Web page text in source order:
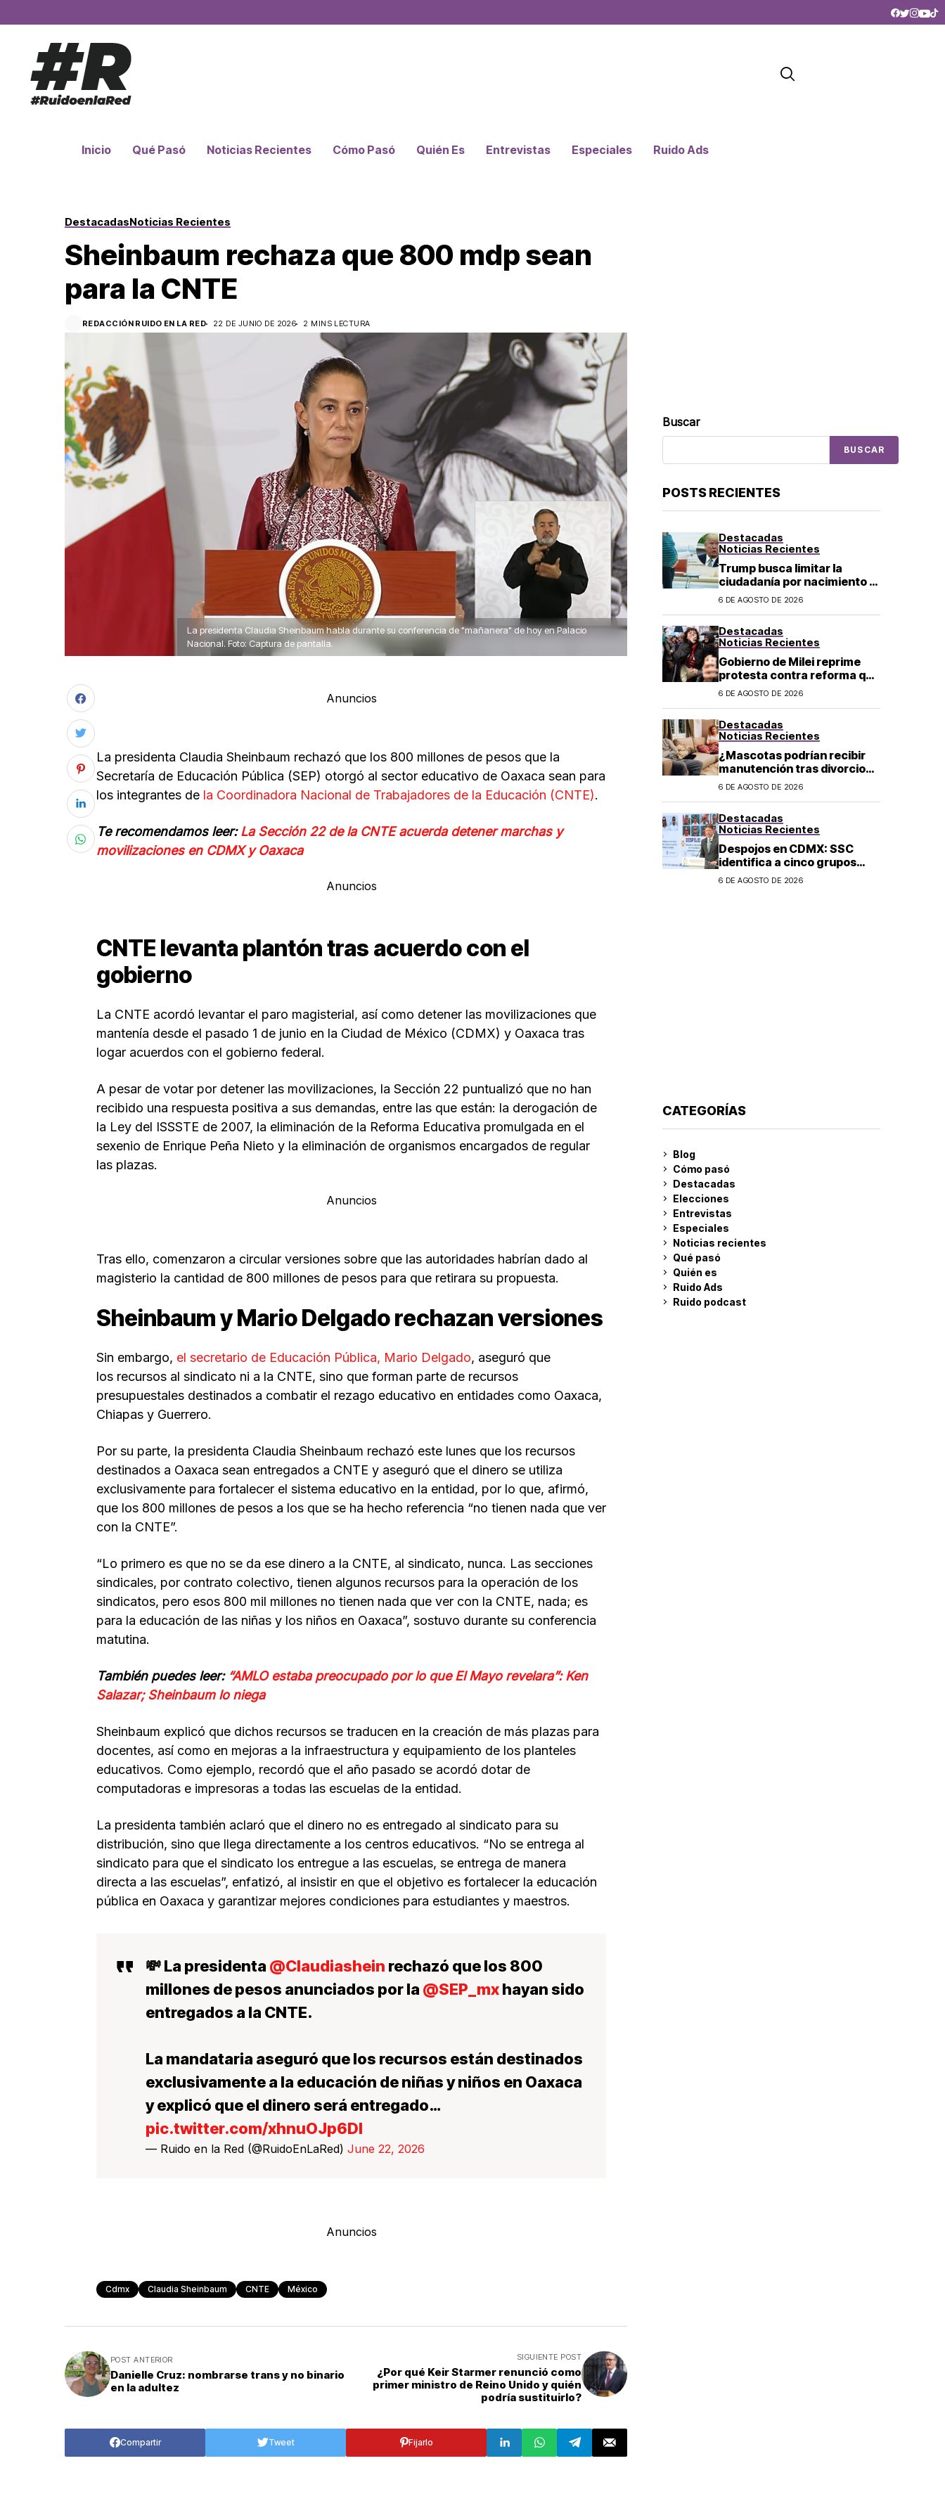
Inicio Qué Pasó Noticias Recientes Cómo Pasó Quién Es Entrevistas Especiales Ruido Ads
DestacadasNoticias Recientes
Sheinbaum rechaza que 800 mdp sean
para la CNTE
REDACCIÓN RUIDO EN LA RED 22 DE JUNIO DE 2026 2 MINS LECTURA
La presidenta Claudia Sheinbaum habla durante su conferencia de "mañanera" de hoy en Palacio
Nacional. Foto: Captura de pantalla.
Anuncios
La presidenta Claudia Sheinbaum rechazó que los 800 millones de pesos que la
Secretaría de Educación Pública (SEP) otorgó al sector educativo de Oaxaca sean para
los integrantes de la Coordinadora Nacional de Trabajadores de la Educación (CNTE).
Te recomendamos leer:La Sección 22 de la CNTE acuerda detener marchas y
movilizaciones en CDMX y Oaxaca
Anuncios
CNTE levanta plantón tras acuerdo con el
gobierno
La CNTE acordó levantar el paro magisterial, así como detener las movilizaciones que
mantenía desde el pasado 1 de junio en la Ciudad de México (CDMX) y Oaxaca tras
logar acuerdos con el gobierno federal.
A pesar de votar por detener las movilizaciones, la Sección 22 puntualizó que no han
recibido una respuesta positiva a sus demandas, entre las que están: la derogación de
la Ley del ISSSTE de 2007, la eliminación de la Reforma Educativa promulgada en el
sexenio de Enrique Peña Nieto y la eliminación de organismos encargados de regular
las plazas.
Anuncios
Tras ello, comenzaron a circular versiones sobre que las autoridades habrían dado al
magisterio la cantidad de 800 millones de pesos para que retirara su propuesta.
Sheinbaum y Mario Delgado rechazan versiones
Sin embargo, el secretario de Educación Pública, Mario Delgado, aseguró que
los recursos al sindicato ni a la CNTE, sino que forman parte de recursos
presupuestales destinados a combatir el rezago educativo en entidades como Oaxaca,
Chiapas y Guerrero.
Por su parte, la presidenta Claudia Sheinbaum rechazó este lunes que los recursos
destinados a Oaxaca sean entregados a CNTE y aseguró que el dinero se utiliza
exclusivamente para fortalecer el sistema educativo en la entidad, por lo que, afirmó,
que los 800 millones de pesos a los que se ha hecho referencia “no tienen nada que ver
con la CNTE”.
“Lo primero es que no se da ese dinero a la CNTE, al sindicato, nunca. Las secciones
sindicales, por contrato colectivo, tienen algunos recursos para la operación de los
sindicatos, pero esos 800 mil millones no tienen nada que ver con la CNTE, nada; es
para la educación de las niñas y los niños en Oaxaca”, sostuvo durante su conferencia
matutina.
También puedes leer: “AMLO estaba preocupado por lo que El Mayo revelara”: Ken
Salazar; Sheinbaum lo niega
Sheinbaum explicó que dichos recursos se traducen en la creación de más plazas para
docentes, así como en mejoras a la infraestructura y equipamiento de los planteles
educativos. Como ejemplo, recordó que el año pasado se acordó dotar de
computadoras e impresoras a todas las escuelas de la entidad.
La presidenta también aclaró que el dinero no es entregado al sindicato para su
distribución, sino que llega directamente a los centros educativos. “No se entrega al
sindicato para que el sindicato los entregue a las escuelas, se entrega de manera
directa a las escuelas”, enfatizó, al insistir en que el objetivo es fortalecer la educación
pública en Oaxaca y garantizar mejores condiciones para estudiantes y maestros.
💸 La presidenta @Claudiashein rechazó que los 800
millones de pesos anunciados por la @SEP_mxhayan sido
entregados a la CNTE.
La mandataria aseguró que los recursos están destinados
exclusivamente a la educación de niñas y niños en Oaxaca
y explicó que el dinero será entregado…
pic.twitter.com/xhnuOJp6Dl
— Ruido en la Red (@RuidoEnLaRed) June 22, 2026
Anuncios
Cdmx Claudia Sheinbaum CNTE México
POST ANTERIOR
Danielle Cruz: nombrarse trans y no binario
en la adultez
SIGUIENTE POST
¿Por qué Keir Starmer renunció como
primer ministro de Reino Unido y quién
podría sustituirlo?
Compartir Tweet Fijarlo
Buscar
BUSCAR
POSTS RECIENTES
Destacadas
Noticias Recientes
Trump busca limitar la
ciudadanía por nacimiento y
el «turismo de parto» en EU;
6 DE AGOSTO DE 2026
Destacadas
Noticias Recientes
Gobierno de Milei reprime
protesta contra reforma que
permite la venta de tierra a
6 DE AGOSTO DE 2026
Destacadas
Noticias Recientes
¿Mascotas podrían recibir
manutención tras divorcio
de sus dueños en CDMX?
6 DE AGOSTO DE 2026
Destacadas
Noticias Recientes
Despojos en CDMX: SSC
identifica a cinco grupos
criminales vinculados a este
6 DE AGOSTO DE 2026
CATEGORÍAS
Blog
Cómo pasó
Destacadas
Elecciones
Entrevistas
Especiales
Noticias recientes
Qué pasó
Quién es
Ruido Ads
Ruido podcast